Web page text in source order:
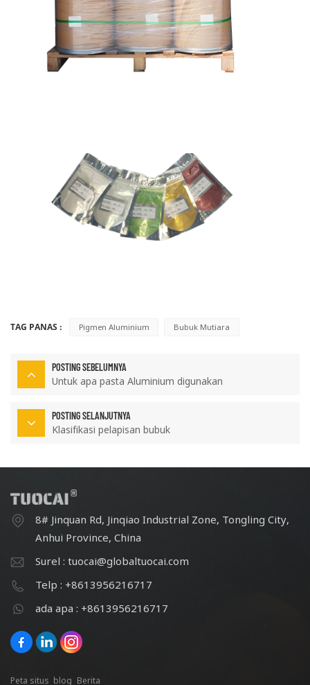
TAG PANAS : Pigmen Aluminium Bubuk Mutiara
POSTING SEBELUMNYA
Untuk apa pasta Aluminium digunakan
POSTING SELANJUTNYA
Klasifikasi pelapisan bubuk
8# Jinquan Rd, Jinqiao Industrial Zone, Tongling City,
Anhui Province, China
Surel : tuocai@globaltuocai.com
Telp : +8613956216717
ada apa : +8613956216717
Peta situs blog Berita